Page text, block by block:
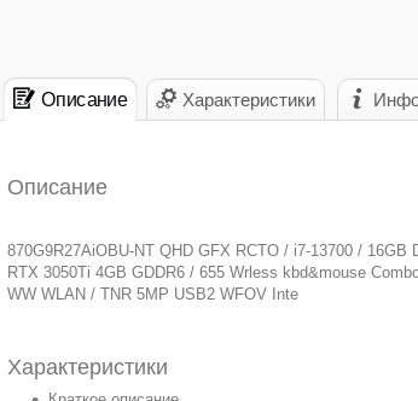
Описание Характеристики
Описание
870G9R27AiOBU-NT QHD GFX RCTO / i7-13700 /
RTX 3050Ti 4GB GDDR6 / 655 Wrless kbd&mouse
WW WLAN / TNR 5MP USB2 WFOV Inte
Характеристики